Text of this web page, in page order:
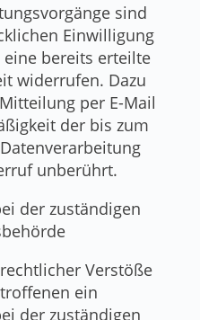
sind
Einwilligung
bereits erteilte
widerrufen. Dazu
per E-Mail
der bis zum
unberührt.
der zuständigen
Verstöße
ein
der zuständigen